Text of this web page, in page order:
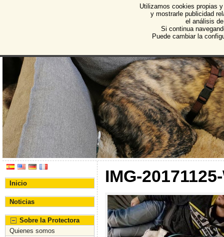
Protectora de Animales
Asociación Protectora de Animales y Plantas de
Inicio
Noticias
Sobre la Protectora
Quienes somos
IMG-
Utilizamos cookies propias
y mostrarle publicidad
el análisis
Si continua
Puede cambiar la